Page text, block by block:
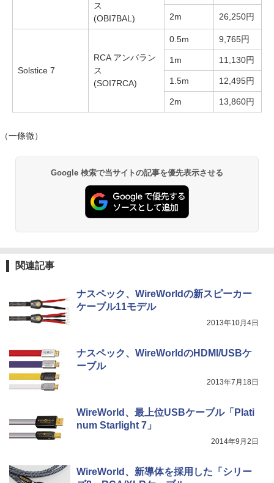
ス
(OBI7BAL)
2m 26,250円
Solstice 7
RCA アンバラン
ス
(SOI7RCA)
0.5m 9,765円
1m 11,130円
1.5m 12,495円
2m 13,860円
（一條徹）
Google 検索で当サイトの記事を優先表示させる
関連記事
ナスペック、WireWorldの新スピーカー
ケーブル11モデル
2013年10月4日
ナスペック、WireWorldのHDMI/USBケ
ーブル
2013年7月18日
WireWorld、最上位USBケーブル「Plati
num Starlight 7」
2014年9月2日
WireWorld、新導体を採用した「シリー